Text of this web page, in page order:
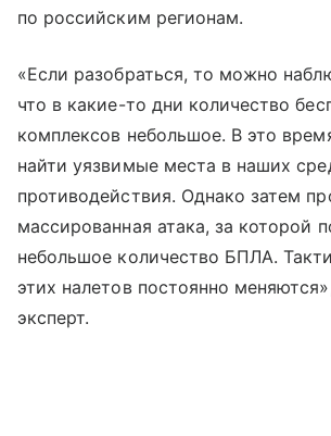
по российским регионам.
«Если разобраться, то можно
что в какие-то дни количество
комплексов небольшое. В это
найти уязвимые места в наших
противодействия. Однако затем
массированная атака, за которой
небольшое количество БПЛА.
этих налетов постоянно
эксперт.